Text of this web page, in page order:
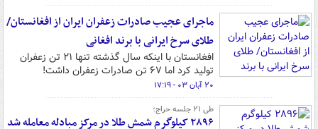
ماجرای عجیب صادرات زعفران ایران از افغانستان/
طلای سرخ ایرانی با برند افغانی
افغانستان با اینکه سال گذشته تنها ۲۱ تن زعفران
تولید کرد اما ۶۷ تن صادرات زعفران داشت!
۲۰ آبان ۰۳ - ۱۷:۱۹
طی ۲۱ جلسه حراج؛
۲۸۹۶ کیلوگرم شمش طلا در مرکز مبادله معامله شد